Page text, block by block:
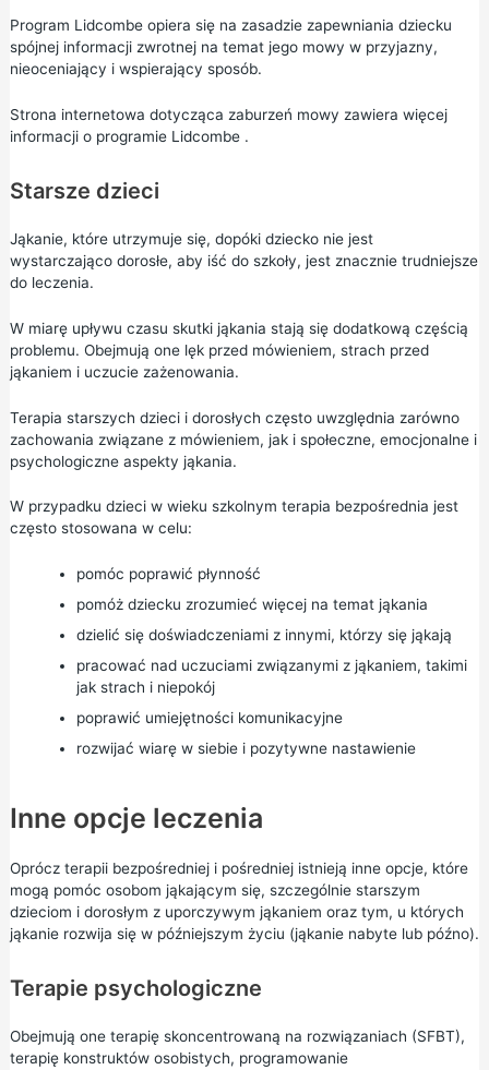
Program Lidcombe opiera się na zasadzie zapewniania dziecku
spójnej informacji zwrotnej na temat jego mowy w przyjazny,
nieoceniający i wspierający sposób.
Strona internetowa dotycząca zaburzeń mowy zawiera więcej
informacji o programie Lidcombe.
Starsze dzieci
Jąkanie, które utrzymuje się, dopóki dziecko nie jest
wystarczająco dorosłe, aby iść do szkoły, jest znacznie trudniejsze
do leczenia.
W miarę upływu czasu skutki jąkania stają się dodatkową częścią
problemu. Obejmują one lęk przed mówieniem, strach przed
jąkaniem i uczucie zażenowania.
Terapia starszych dzieci i dorosłych często uwzględnia zarówno
zachowania związane z mówieniem, jak i społeczne, emocjonalne i
psychologiczne aspekty jąkania.
W przypadku dzieci w wieku szkolnym terapia bezpośrednia jest
często stosowana w celu:
pomóc poprawić płynność
pomóż dziecku zrozumieć więcej na temat jąkania
dzielić się doświadczeniami z innymi, którzy się jąkają
pracować nad uczuciami związanymi z jąkaniem, takimi
jak strach i niepokój
poprawić umiejętności komunikacyjne
rozwijać wiarę w siebie i pozytywne nastawienie
Inne opcje leczenia
Oprócz terapii bezpośredniej i pośredniej istnieją inne opcje, które
mogą pomóc osobom jąkającym się, szczególnie starszym
dzieciom i dorosłym z uporczywym jąkaniem oraz tym, u których
jąkanie rozwija się w późniejszym życiu (jąkanie nabyte lub późno).
Terapie psychologiczne
Obejmują one terapię skoncentrowaną na rozwiązaniach (SFBT),
terapię konstruktów osobistych, programowanie